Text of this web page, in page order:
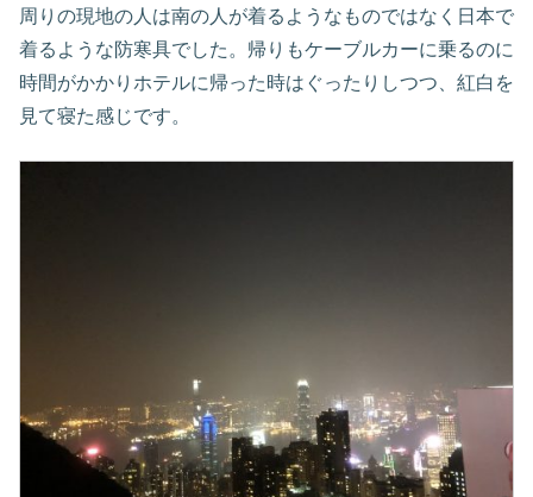
周りの現地の人は南の人が着るようなものではなく日本で
着るような防寒具でした。帰りもケーブルカーに乗るのに
時間がかかりホテルに帰った時はぐったりしつつ、紅白を
見て寝た感じです。